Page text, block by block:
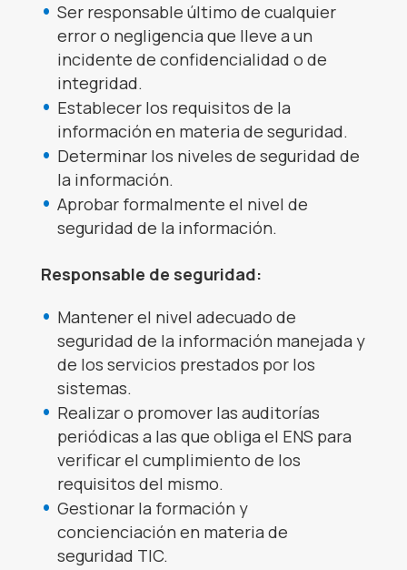
Ser responsable último de cualquier
error o negligencia que lleve a un
incidente de confidencialidad o de
integridad.
Establecer los requisitos de la
información en materia de seguridad.
Determinar los niveles de seguridad de
la información.
Aprobar formalmente el nivel de
seguridad de la información.
Responsable de seguridad:
Mantener el nivel adecuado de
seguridad de la información manejada y
de los servicios prestados por los
sistemas.
Realizar o promover las auditorías
periódicas a las que obliga el ENS para
verificar el cumplimiento de los
requisitos del mismo.
Gestionar la formación y
concienciación en materia de
seguridad TIC.